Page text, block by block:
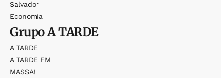
Salvador
Economia
GrupoA TARDE
A TARDE
A TARDE FM
MASSA!